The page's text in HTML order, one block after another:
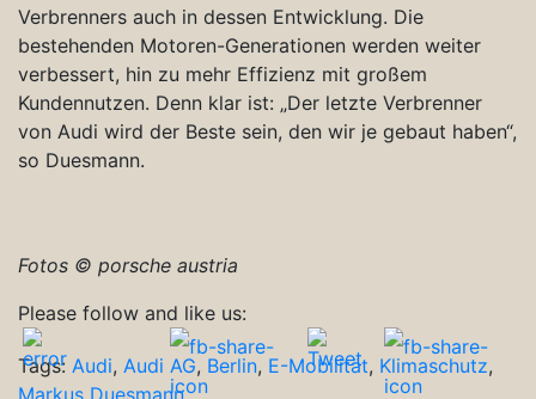
Verbrenners auch in dessen Entwicklung. Die
bestehenden Motoren-Generationen werden weiter
verbessert, hin zu mehr Effizienz mit großem
Kundennutzen. Denn klar ist: „Der letzte Verbrenner
von Audi wird der Beste sein, den wir je gebaut haben“,
so Duesmann.
Fotos © porsche austria
Please follow and like us:
Tags: Audi, Audi AG, Berlin, E-Mobilität, Klimaschutz,